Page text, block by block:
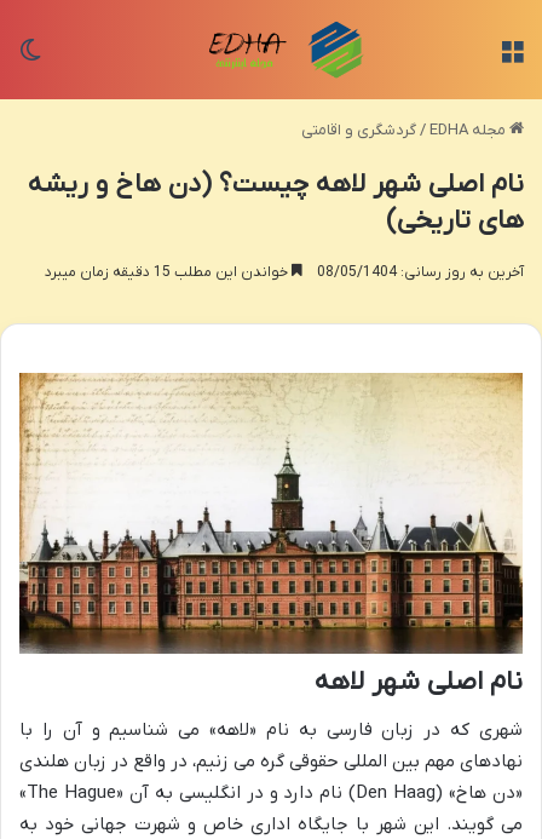
مجله EDHA /گردشگری و اقامتی
نام اصلی شهر لاهه چیست؟ (دن هاخ و ریشه
های تاریخی)
آخرین به روز رسانی: 08/05/1404 خواندن این مطلب 15 دقیقه زمان میبرد
نام اصلی شهر لاهه
شهری که در زبان فارسی به نام «لاهه» می شناسیم و آن را با
نهادهای مهم بین المللی حقوقی گره می زنیم، در واقع در زبان هلندی
«دن هاخ» (Den Haag) نام دارد و در انگلیسی به آن «The Hague»
می گویند. این شهر با جایگاه اداری خاص و شهرت جهانی خود به